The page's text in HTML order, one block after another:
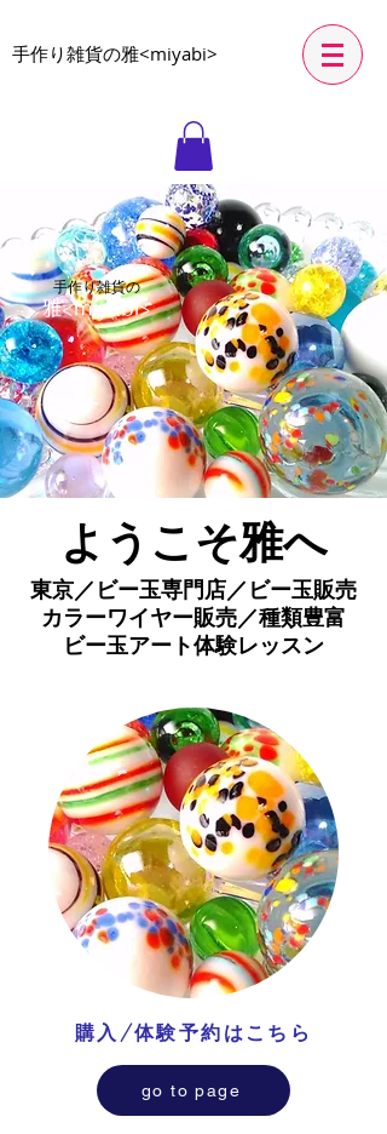
​手作り雑貨の雅<miyabi>
手作り雑貨の
雅<miyabi>
​ようこそ雅へ
東京／ビー玉専門店／ビー玉販売
カラーワイヤー販売／種類豊富
ビー玉アート体験レッスン
​購入/体験予約はこちら
go to page